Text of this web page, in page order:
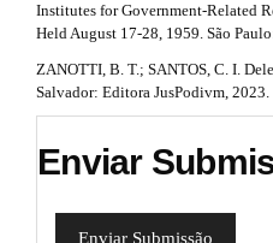
Institutes for Government-Related
Held August 17-28, 1959. São
ZANOTTI, B. T.; SANTOS, C. I.
Salvador: Editora JusPodivm, 2023.
Enviar
Enviar Submissão